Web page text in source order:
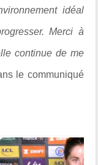
idéal
Merci à
continue de me
le communiqué